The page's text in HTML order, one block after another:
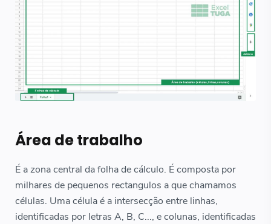
Área de trabalho
É a zona central da folha de cálculo. É composta por
milhares de pequenos rectangulos a que chamamos
células. Uma célula é a intersecção entre linhas,
identificadas por letras A, B, C..., e colunas, identificadas